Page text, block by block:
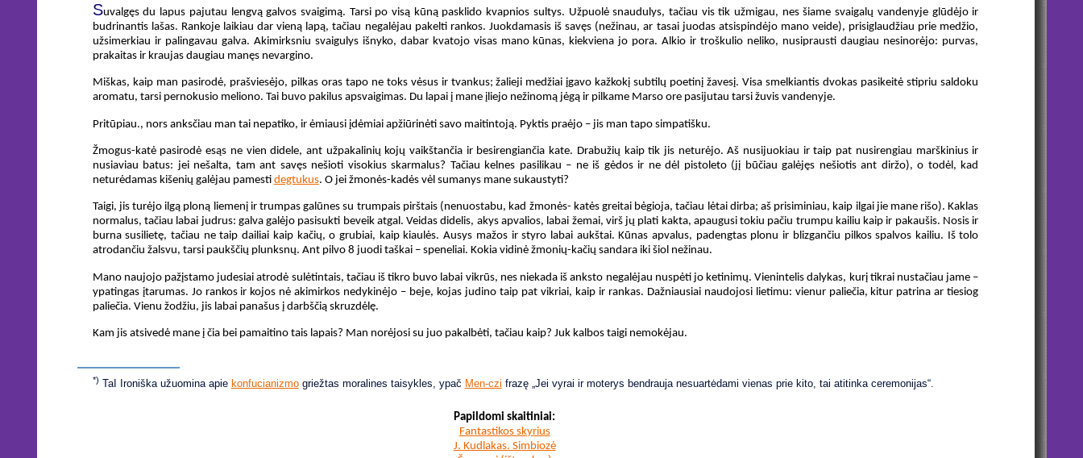
Suvalgęs du lapus pajutau lengvą galvos svaigimą. Tarsi po visą kūną pasklido kvapnios sultys. Užpuolė snaudulys, tačiau vis tik užmigau, nes šiame svaigalų vandenyje glūdėjo ir
budrinantis lašas. Rankoje laikiau dar vieną lapą, tačiau negalėjau pakelti rankos. Juokdamasis iš savęs (nežinau, ar tasai juodas atsispindėjo mano veide), prisiglaudžiau prie medžio,
užsimerkiau ir palingavau galva. Akimirksniu svaigulys išnyko, dabar kvatojo visas mano kūnas, kiekviena jo pora. Alkio ir troškulio neliko, nusiprausti daugiau nesinorėjo: purvas,
prakaitas ir kraujas daugiau manęs nevargino.
Miškas, kaip man pasirodė, prašviesėjo, pilkas oras tapo ne toks vėsus ir tvankus; žalieji medžiai įgavo kažkokį subtilų poetinį žavesį. Visa smelkiantis dvokas pasikeitė stipriu saldoku
aromatu, tarsi pernokusio meliono. Tai buvo pakilus apsvaigimas. Du lapai į mane įliejo nežinomą jėgą ir pilkame Marso ore pasijutau tarsi žuvis vandenyje.
Pritūpiau., nors anksčiau man tai nepatiko, ir ėmiausi įdėmiai apžiūrinėti savo maitintoją. Pyktis praėjo – jis man tapo simpatišku.
Žmogus-katė pasirodė esąs ne vien didele, ant užpakalinių kojų vaikštančia ir besirengiančia kate. Drabužių kaip tik jis neturėjo. Aš nusijuokiau ir taip pat nusirengiau marškinius ir
nusiaviau batus: jei nešalta, tam ant savęs nešioti visokius skarmalus? Tačiau kelnes pasilikau – ne iš gėdos ir ne dėl pistoleto (jį būčiau galėjęs nešiotis ant diržo), o todėl, kad
neturėdamas kišenių galėjau pamesti degtukus. O jei žmonės-kadės vėl sumanys mane sukaustyti?
Taigi, jis turėjo ilgą ploną liemenį ir trumpas galūnes su trumpais pirštais (nenuostabu, kad žmonės- katės greitai bėgioja, tačiau lėtai dirba; aš prisiminiau, kaip ilgai jie mane rišo). Kaklas
normalus, tačiau labai judrus: galva galėjo pasisukti beveik atgal. Veidas didelis, akys apvalios, labai žemai, virš jų plati kakta, apaugusi tokiu pačiu trumpu kailiu kaip ir pakaušis. Nosis ir
burna susilietę, tačiau ne taip dailiai kaip kačių, o grubiai, kaip kiaulės. Ausys mažos ir styro labai aukštai. Kūnas apvalus, padengtas plonu ir blizgančiu pilkos spalvos kailiu. Iš tolo
atrodančiu žalsvu, tarsi paukščių plunksnų. Ant pilvo 8 juodi taškai – speneliai. Kokia vidinė žmonių-kačių sandara iki šiol nežinau.
Mano naujojo pažįstamo judesiai atrodė sulėtintais, tačiau iš tikro buvo labai vikrūs, nes niekada iš anksto negalėjau nuspėti jo ketinimų. Vienintelis dalykas, kurį tikrai nustačiau jame –
ypatingas įtarumas. Jo rankos ir kojos nė akimirkos nedykinėjo – beje, kojas judino taip pat vikriai, kaip ir rankas. Dažniausiai naudojosi lietimu: vienur paliečia, kitur patrina ar tiesiog
paliečia. Vienu žodžiu, jis labai panašus į darbščią skruzdėlę.
Kam jis atsivedė mane į čia bei pamaitino tais lapais? Man norėjosi su juo pakalbėti, tačiau kaip? Juk kalbos taigi nemokėjau.
*) TaI Ironiška užuomina apie konfucianizmogriežtas moralines taisykles, ypač Men-czi frazę „Jei vyrai ir moterys bendrauja nesuartėdami vienas prie kito, tai atitinka ceremonijas“.
Papildomi skaitiniai:
Fantastikos skyrius
J. Kudlakas. Simbiozė